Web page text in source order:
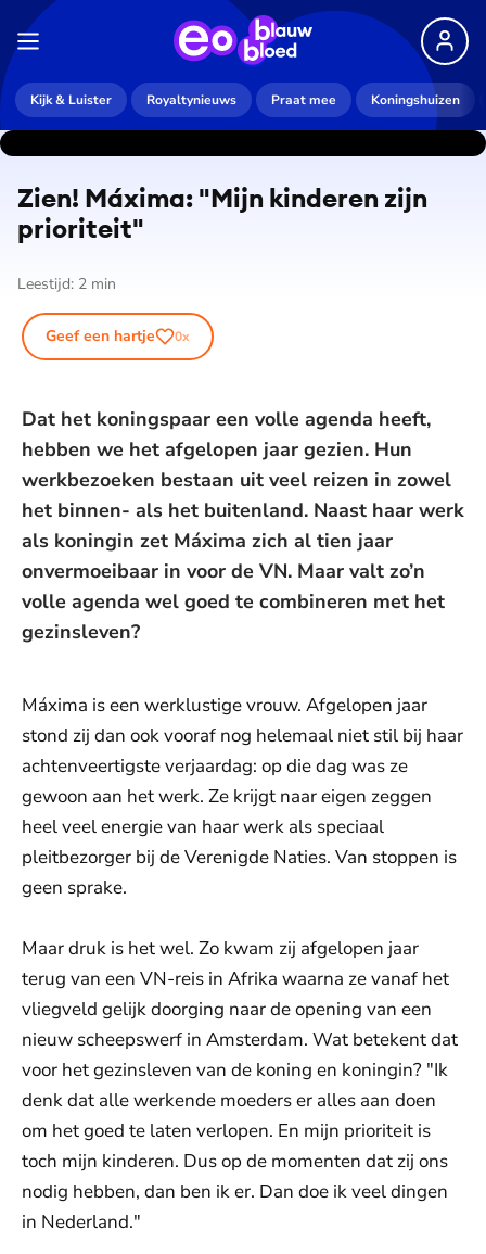
Kijk & Luister Royaltynieuws Praat mee Koningshuizen
Zien! Máxima: "Mijn kinderen zijn
prioriteit"
Leestijd: 2 min
Geef een hartje 0x
Dat het koningspaar een volle agenda heeft,
hebben we het afgelopen jaar gezien. Hun
werkbezoeken bestaan uit veel reizen in zowel
het binnen- als het buitenland. Naast haar werk
als koningin zet Máxima zich al tien jaar
onvermoeibaar in voor de VN. Maar valt zo’n
volle agenda wel goed te combineren met het
gezinsleven?
Máxima is een werklustige vrouw. Afgelopen jaar
stond zij dan ook vooraf nog helemaal niet stil bij haar
achtenveertigste verjaardag: op die dag was ze
gewoon aan het werk. Ze krijgt naar eigen zeggen
heel veel energie van haar werk als speciaal
pleitbezorger bij de Verenigde Naties. Van stoppen is
geen sprake.
Maar druk is het wel. Zo kwam zij afgelopen jaar
terug van een VN-reis in Afrika waarna ze vanaf het
vliegveld gelijk doorging naar de opening van een
nieuw scheepswerf in Amsterdam. Wat betekent dat
voor het gezinsleven van de koning en koningin? "Ik
denk dat alle werkende moeders er alles aan doen
om het goed te laten verlopen. En mijn prioriteit is
toch mijn kinderen. Dus op de momenten dat zij ons
nodig hebben, dan ben ik er. Dan doe ik veel dingen
in Nederland."